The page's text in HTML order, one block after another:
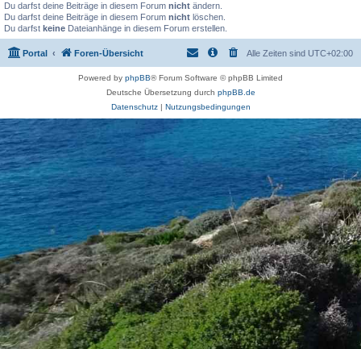
Du darfst deine Beiträge in diesem Forum nicht ändern.
Du darfst deine Beiträge in diesem Forum nicht löschen.
Du darfst keine Dateianhänge in diesem Forum erstellen.
Portal Foren-Übersicht Alle Zeiten sind UTC+02:00
Powered by phpBB® Forum Software © phpBB Limited
Deutsche Übersetzung durch phpBB.de
Datenschutz| Nutzungsbedingungen